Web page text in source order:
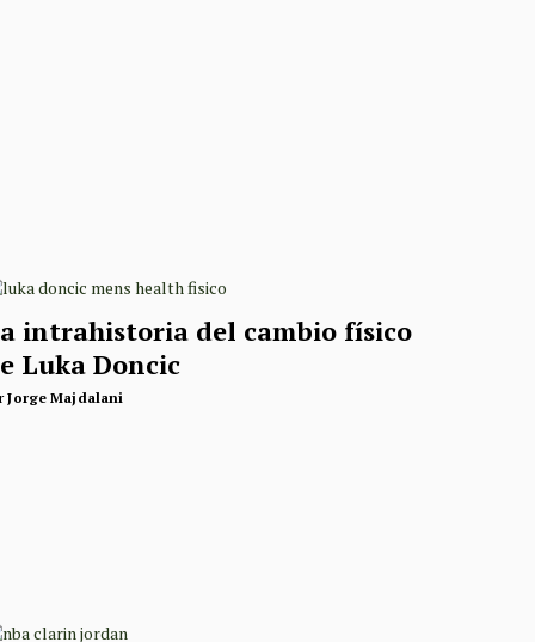
intrahistoria del cambio físico
Luka Doncic
Jorge Majdalani